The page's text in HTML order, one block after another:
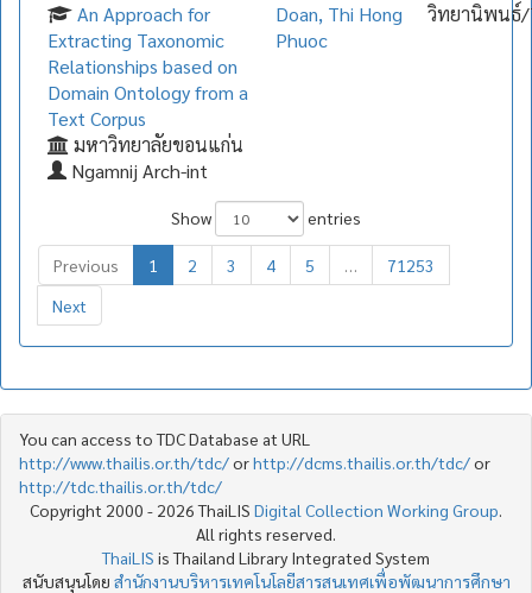
An Approach for
Extracting Taxonomic
Relationships based on
Domain Ontology from a
Text Corpus
มหาวิทยาลัยขอนแก่น
Ngamnij Arch-int
Doan, Thi Hong
Phuoc
วิทยานิพนธ์/
Show entries
Previous 1 2 3 4 5 …
71253
Next
You can access to TDC Database at URL
http://www.thailis.or.th/tdc/orhttp://dcms.thailis.or.th/tdc/or
http://tdc.thailis.or.th/tdc/
Copyright 2000 - 2026 ThaiLIS Digital Collection Working Group.
All rights reserved.
ThaiLIS is Thailand Library Integrated System
สนับสนุนโดย สำนักงานบริหารเทคโนโลยีสารสนเทศเพื่อพัฒนาการศึกษา